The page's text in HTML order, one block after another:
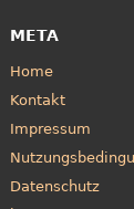
META
Home
Kontakt
Impressum
Datenschutz